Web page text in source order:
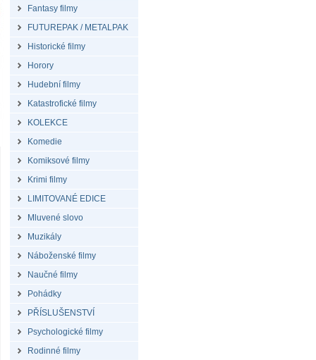
Fantasy filmy
FUTUREPAK / METALPAK
Historické filmy
Horory
Hudební filmy
Katastrofické filmy
KOLEKCE
Komedie
Komiksové filmy
Krimi filmy
LIMITOVANÉ EDICE
Mluvené slovo
Muzikály
Náboženské filmy
Naučné filmy
Pohádky
PŘÍSLUŠENSTVÍ
Psychologické filmy
Rodinné filmy